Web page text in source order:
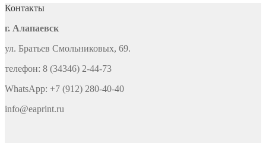
Контакты
г. Алапаевск
ул. Братьев Смольниковых, 69.
телефон: 8 (34346) 2-44-73
WhatsApp: +7 (912) 280-40-40
info@eaprint.ru